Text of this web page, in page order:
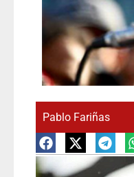
Pablo Fariñas